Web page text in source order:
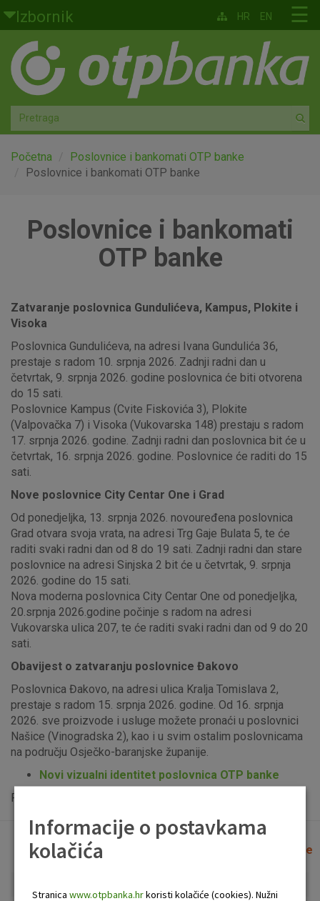
Skoči na glavni sadržaj
Izbornik
Građani
Privatno bankarstvo
Agro
Mala poduzeća i obrtnici
Globalna tržišta
☰
HR EN
Početna
Poslovnice i bankomati OTP banke
Poslovnice i bankomati OTP banke
Poslovnice i bankomati
OTP banke
Zatvaranje poslovnica Gundulićeva, Kampus, Plokite i
Visoka
Poslovnica Gundulićeva, na adresi Ivana Gundulića 36,
prestaje s radom 10. srpnja 2026. Zadnji radni dan u
četvrtak, 9. srpnja 2026. godine poslovnica će biti otvorena
do 15 sati.
Poslovnice Kampus (Cvite Fiskovića 3), Plokite
(Valpovačka 7) i Visoka (Vukovarska 148) prestaju s radom
17. srpnja 2026. godine. Zadnji radni dan poslovnica bit će u
četvrtak, 16. srpnja 2026. godine. Poslovnice će raditi do 15
sati.
Nove poslovnice City Centar One i Grad
Od ponedjeljka, 13. srpnja 2026. novouređena poslovnica
Grad otvara svoja vrata, na adresi Trg Gaje Bulata 5, te će
raditi svaki radni dan od 8 do 19 sati. Zadnji radni dan stare
poslovnice na adresi Sinjska 2 bit će u četvrtak, 9. srpnja
2026. godine do 15 sati.
Nova moderna poslovnica City Centar One od ponedjeljka,
20.srpnja 2026.godine počinje s radom na adresi
Vukovarska ulica 207, te će raditi svaki radni dan od 9 do 20
sati.
Obavijest o zatvaranju poslovnice Đakovo
Poslovnica Đakovo, na adresi ulica Kralja Tomislava 2,
prestaje s radom 15. srpnja 2026. godine. Od 16. srpnja
2026. sve proizvode i usluge možete pronaći u poslovnici
Našice (Vinogradska 2), kao i u svim ostalim poslovnicama
na području Osječko-baranjske županije.
Novi vizualni identitet poslovnica OTP banke
Popis uplatno-isplatnih bankomata možete vidjeti
Lista poslovnica i bankomata Očisti filtere
Informacije o postavkama
kolačića
Stranica www.otpbanka.hrkoristi kolačiće (cookies). Nužni